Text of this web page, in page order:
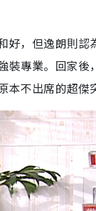
好，但逸朗則
裝專業。回家
本不出席的超傑